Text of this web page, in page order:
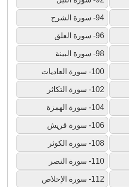
94- سورة الشرح
96- سورة العلق
98- سورة البينة
100- سورة العاديات
102- سورة التكاثر
104- سورة الهمزة
106- سورة قريش
108- سورة الكوثر
110- سورة النصر
112- سورة الإخلاص